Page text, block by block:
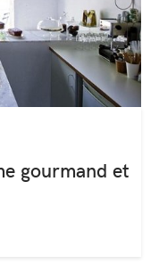
gourmand et